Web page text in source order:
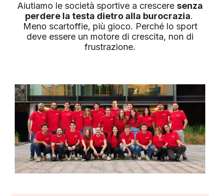
Aiutiamo le società sportive a crescere senza
perdere la testa dietro alla burocrazia.
Meno scartoffie, più gioco. Perché lo sport
deve essere un motore di crescita, non di
frustrazione.